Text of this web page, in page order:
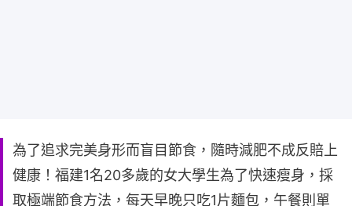
為了追求完美身形而盲目節食，隨時減肥不成反賠上
健康！福建1名20多歲的女大學生為了快速瘦身，採
取極端節食方法，每天早晚只吃1片麵包，午餐則單